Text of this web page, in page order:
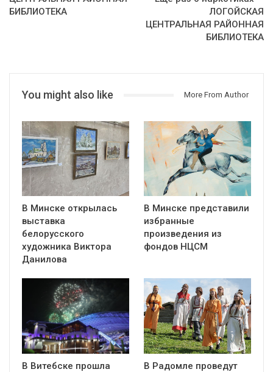
БИБЛИОТЕКА
ЛОГОЙСКАЯ
ЦЕНТРАЛЬНАЯ РАЙОННАЯ
БИБЛИОТЕКА
You might also like More From Author
В Минске открылась
выставка
белорусского
художника Виктора
Данилова
В Минске представили
избранные
произведения из
фондов НЦСМ
В Витебске прошла
В Радомле проведут